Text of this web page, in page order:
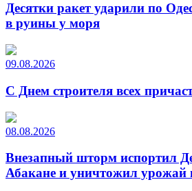
Десятки ракет ударили по
в руины у моря
09.08.2026
С Днем строителя всех
08.08.2026
Внезапный шторм испортил
Абакане и уничтожил урожай